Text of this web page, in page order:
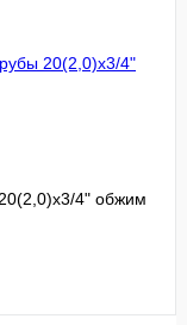
4" обжим